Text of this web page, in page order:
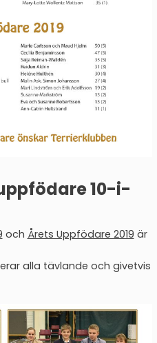
10-i-
och Årets Uppfödare 2019 är
alla tävlande och givetvis